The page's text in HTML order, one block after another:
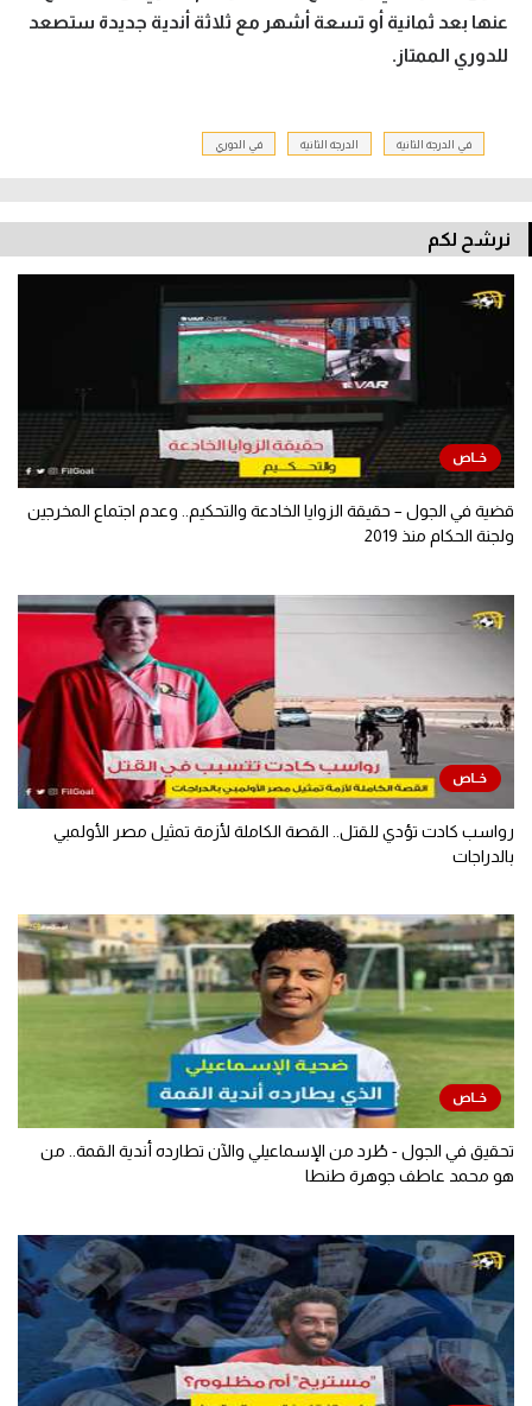
عنها بعد ثمانية أو تسعة أشهر مع ثلاثة أندية جديدة ستصعد
للدوري الممتاز.
في الدرجة الثانية الدرجة الثانية في الدوري
نرشح لكم
قضية في الجول – حقيقة الزوايا الخادعة والتحكيم.. وعدم اجتماع المخرجين
ولجنة الحكام منذ 2019
رواسب كادت تؤدي للقتل.. القصة الكاملة لأزمة تمثيل مصر الأولمبي
بالدراجات
تحقيق في الجول - طُرد من الإسماعيلي والآن تطارده أندية القمة.. من
هو محمد عاطف جوهرة طنطا